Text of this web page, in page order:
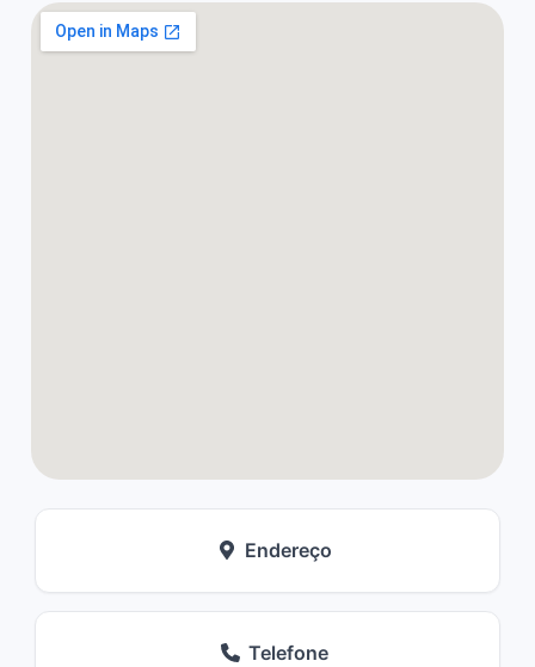
Endereço
Telefone